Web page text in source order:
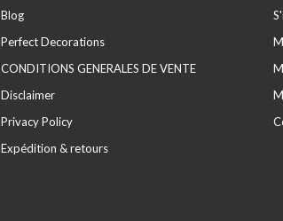
Blog
Perfect Decorations
CONDITIONS GENERALES DE VENTE
Disclaimer
Privacy Policy
Expédition & retours